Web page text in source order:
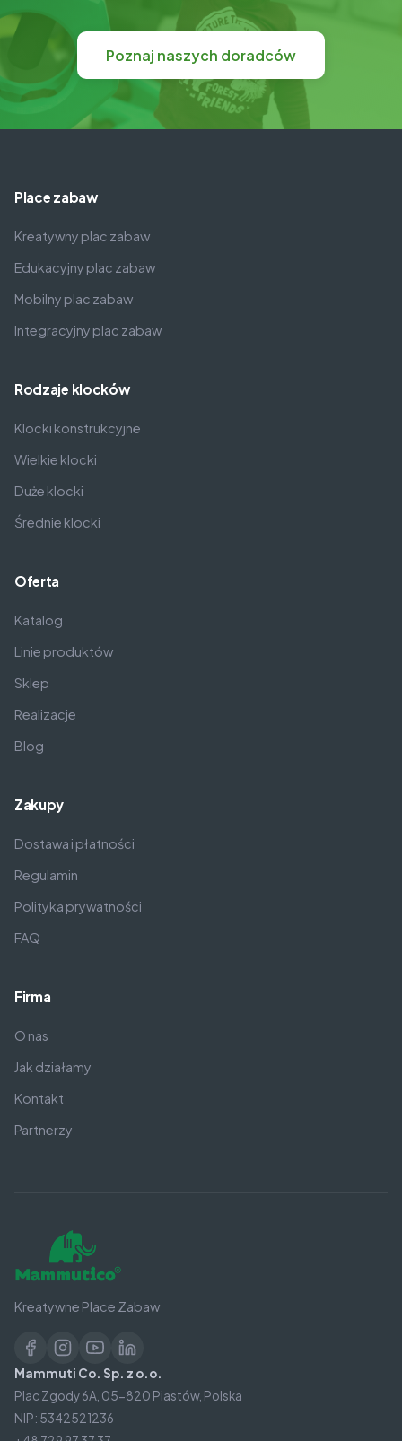
Poznaj naszych doradców
Place zabaw
Kreatywny plac zabaw
Edukacyjny plac zabaw
Mobilny plac zabaw
Integracyjny plac zabaw
Rodzaje klocków
Klocki konstrukcyjne
Wielkie klocki
Duże klocki
Średnie klocki
Oferta
Katalog
Linie produktów
Sklep
Realizacje
Blog
Zakupy
Dostawa i płatności
Regulamin
Polityka prywatności
FAQ
Firma
O nas
Jak działamy
Kontakt
Partnerzy
Kreatywne Place Zabaw
Mammuti Co. Sp. z o.o.
Plac Zgody 6A, 05-820 Piastów, Polska
NIP: 5342521236